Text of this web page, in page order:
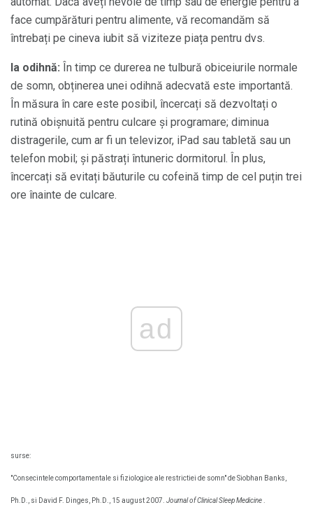
face cumpărături pentru alimente, vă recomandăm să
întrebați pe cineva iubit să viziteze piața pentru dvs.
Ia odihnă: În timp ce durerea ne tulbură obiceiurile normale
de somn, obținerea unei odihnă adecvată este importantă.
În măsura în care este posibil, încercați să dezvoltați o
rutină obișnuită pentru culcare și programare; diminua
distragerile, cum ar fi un televizor, iPad sau tabletă sau un
telefon mobil; și păstrați întuneric dormitorul. În plus,
încercați să evitați băuturile cu cofeină timp de cel puțin trei
ore înainte de culcare.
ad
surse:
"Consecintele comportamentale si fiziologice ale restrictiei de somn" de Siobhan Banks,
Ph.D., si David F. Dinges, Ph.D., 15 august 2007. Journal of Clinical Sleep Medicine.